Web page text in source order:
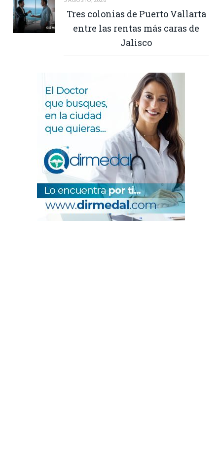
Tres colonias de Puerto Vallarta
entre las rentas más caras de
Jalisco